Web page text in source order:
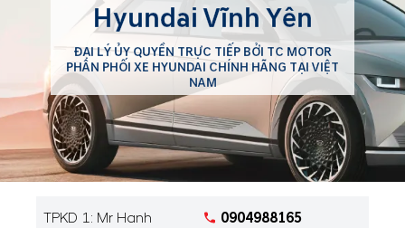
Hyundai Vĩnh Yên
ĐẠI LÝ ỦY QUYỀN TRỰC TIẾP BỞI TC MOTOR
PHÂN PHỐI XE HYUNDAI CHÍNH HÃNG TẠI VIỆT
NAM
TPKD 1: Mr Hanh
0904988165